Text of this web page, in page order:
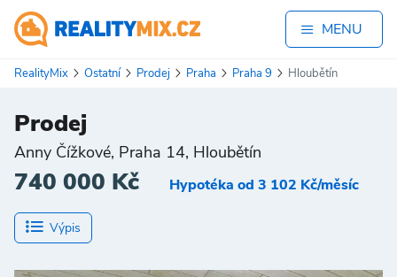
MENU
RealityMix Ostatní Prodej Praha Praha 9 Hloubětín
Prodej
Anny Čížkové, Praha 14, Hloubětín
740 000 Kč Hypotéka od 3 102 Kč/měsíc
Výpis